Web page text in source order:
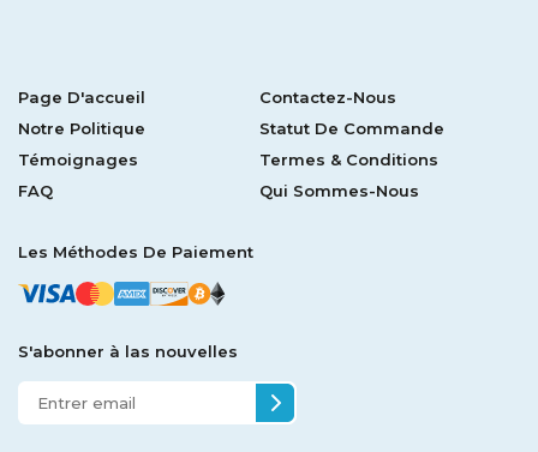
Page D'accueil
Contactez-Nous
Notre Politique
Statut De Commande
Témoignages
Termes & Conditions
FAQ
Qui Sommes-Nous
Les Méthodes De Paiement
S'abonner à las nouvelles